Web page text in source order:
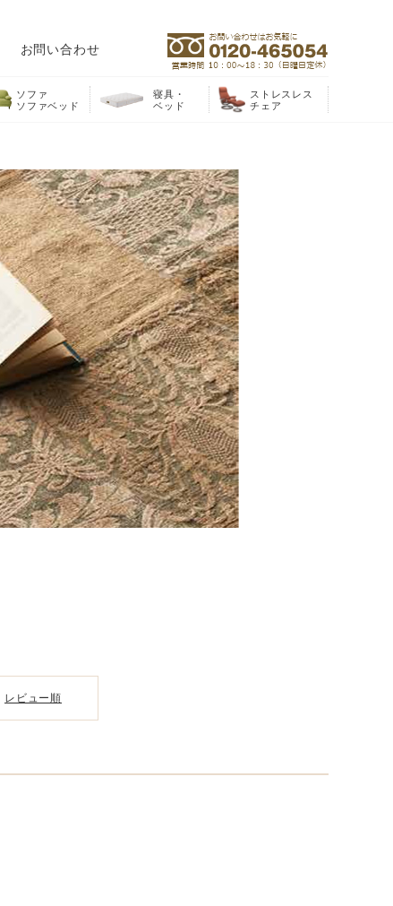
お問い合わせ
ソファ
ソファベッド
寝具・
ベッド
ストレスレス
チェア
レビュー順